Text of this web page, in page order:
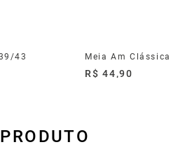
43 Meia Am
R$ 44,90